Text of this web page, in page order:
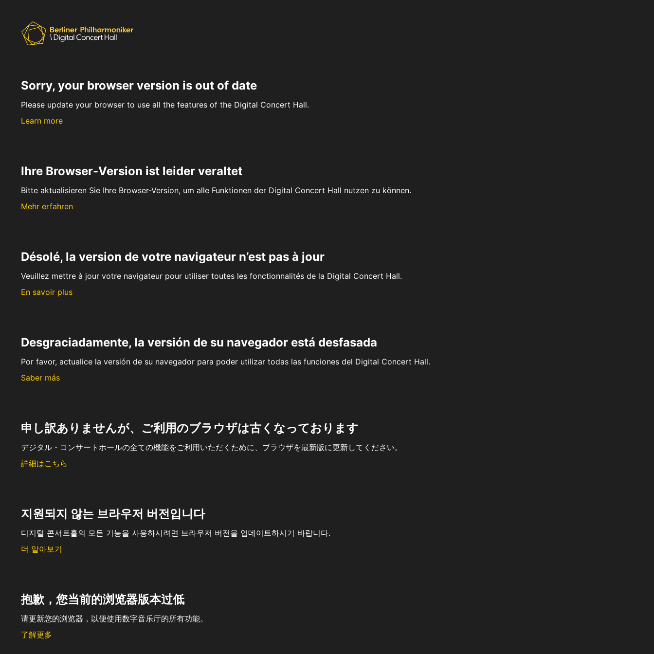
Sorry, your browser version is out of date
Please update your browser to use all the features of the Digital Concert Hall.
Learn more
Ihre Browser-Version ist leider veraltet
Bitte aktualisieren Sie Ihre Browser-Version, um alle Funktionen der Digital Concert Hall nutzen zu können.
Mehr erfahren
Désolé, la version de votre navigateur n’est pas à jour
Veuillez mettre à jour votre navigateur pour utiliser toutes les fonctionnalités de la Digital Concert Hall.
En savoir plus
Desgraciadamente, la versión de su navegador está desfasada
Por favor, actualice la versión de su navegador para poder utilizar todas las funciones del Digital Concert Hall.
Saber más
申し訳ありませんが、ご利用のブラウザは古くなっております
デジタル・コンサートホールの全ての機能をご利用いただくために、ブラウザを最新版に更新してください。
詳細はこちら
지원되지 않는 브라우저 버전입니다
디지털 콘서트홀의 모든 기능을 사용하시려면 브라우저 버전을 업데이트하시기 바랍니다.
더 알아보기
抱歉，您当前的浏览器版本过低
请更新您的浏览器，以便使用数字音乐厅的所有功能。
了解更多